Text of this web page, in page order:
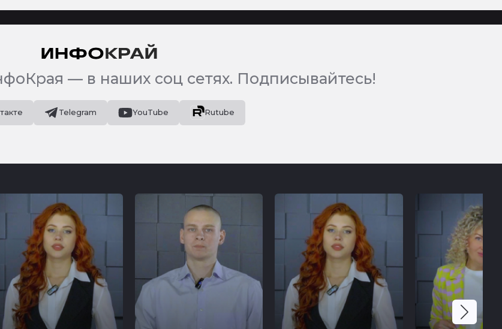
— в наших соц сетях. Подписывайтесь!
Telegram YouTube Rutube